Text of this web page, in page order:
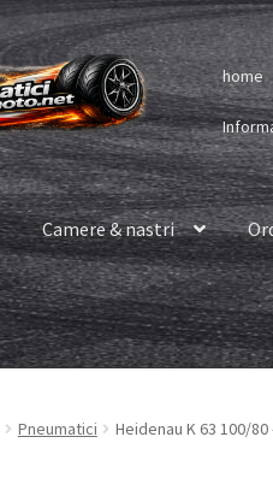
home
Camere & nastri
Pneumatici Heidenau K 63 100/